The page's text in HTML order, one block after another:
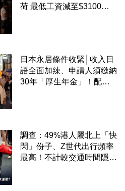
荷 最低工資減至$3100蚊
日本永居條件收緊│收入日
語全面加辣、申請人須繳納
30年「厚生年金」！配偶
調查：49%港人屬北上「快
閃」份子、Z世代出行頻率
最高！不計較交通時間隱形